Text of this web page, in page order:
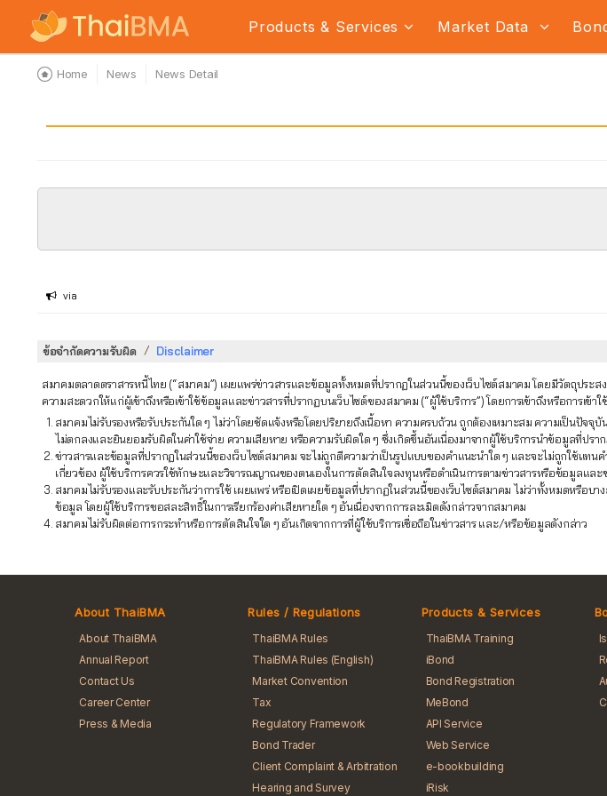
Products & Services Market Data
Home News News Detail
via
ข้อจำกัดความรับผิด / Disclaimer
สมาคมตลาดตราสารหนี้ไทย (“สมาคม”) เผยแพร่ข่าวสารและข้อมูลทั้งหมดที่ปรากฏในส่วนนี้ของเว็บไซต์สมาคม โดยมีวัตถุปร
ความสะดวกให้แก่ผู้เข้าถึงหรือเข้าใช้ข้อมูลและข่าวสารที่ปรากฏบนเว็บไซต์ของสมาคม (“ผู้ใช้บริการ”) โดยการเข้าถึงหรือการ
สมาคมไม่รับรองหรือรับประกันใด ๆ ไม่ว่าโดยชัดแจ้งหรือโดยปริยายถึงเนื้อหา ความครบถ้วน ถูกต้องเหมาะสม ความเป็นปั
ไม่ตกลงและยินยอมรับผิดในค่าใช้จ่าย ความเสียหาย หรือความรับผิดใด ๆ ซึ่งเกิดขึ้นอันเนื่องมาจากผู้ใช้บริการนำข้อมูลที่ป
ข่าวสารและข้อมูลที่ปรากฏในส่วนนี้ของเว็บไซต์สมาคม จะไม่ถูกตีความว่าเป็นรูปแบบของคำแนะนำใด ๆ และจะไม่ถูกใช้แ
เกี่ยวข้อง ผู้ใช้บริการควรใช้ทักษะและวิจารณญาณของตนเองในการตัดสินใจลงทุนหรือดำเนินการตามข่าวสารหรือข้อมูลแล
สมาคมไม่รับรองและรับประกันว่าการใช้ เผยแพร่ หรือเปิดเผยข้อมูลที่ปรากฏในส่วนนี้ของเว็บไซต์สมาคม ไม่ว่าทั้งหมดหรื
ข้อมูล โดยผู้ใช้บริการขอสละสิทธิ์ในการเรียกร้องค่าเสียหายใด ๆ อันเนื่องจากการละเมิดดังกล่าวจากสมาคม
สมาคมไม่รับผิดต่อการกระทำหรือการตัดสินใจใด ๆ อันเกิดจากการที่ผู้ใช้บริการเชื่อถือในข่าวสาร และ/หรือข้อมูลดังกล่าว
About ThaiBMA
About ThaiBMA
Annual Report
Contact Us
Career Center
Press & Media
Rules / Regulations
ThaiBMA Rules
ThaiBMA Rules (English)
Market Convention
Tax
Regulatory Framework
Bond Trader
Client Complaint & Arbitration
Hearing and Survey
Products & Services
ThaiBMA Training
iBond
Bond Registration
MeBond
API Service
Web Service
e-bookbuilding
iRisk